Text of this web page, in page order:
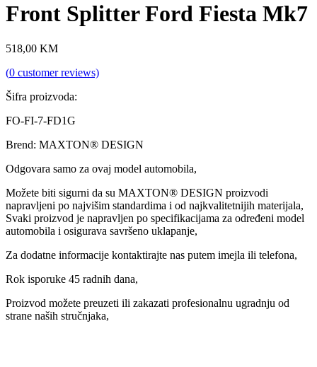
Front Splitter Ford Fiesta Mk7
518,00 KM
(0 customer reviews)
Šifra proizvoda:
FO-FI-7-FD1G
Brend: MAXTON® DESIGN
Odgovara samo za ovaj model automobila,
Možete biti sigurni da su MAXTON® DESIGN proizvodi
napravljeni po najvišim standardima i od najkvalitetnijih materijala,
Svaki proizvod je napravljen po specifikacijama za određeni model
automobila i osigurava savršeno uklapanje,
Za dodatne informacije kontaktirajte nas putem imejla ili telefona,
Rok isporuke 45 radnih dana,
Proizvod možete preuzeti ili zakazati profesionalnu ugradnju od
strane naših stručnjaka,